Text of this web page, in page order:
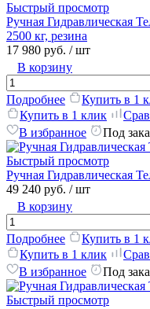
Быстрый просмотр
Ручная Гидравлическая
2500 кг, резина
17 980 руб. / шт
В корзину
Подробнее
Купить в 1
Купить в 1 клик
В избранное
Под
Быстрый просмотр
Ручная Гидравлическая
49 240 руб. / шт
В корзину
Подробнее
Купить в 1
Купить в 1 клик
В избранное
Под
Быстрый просмотр